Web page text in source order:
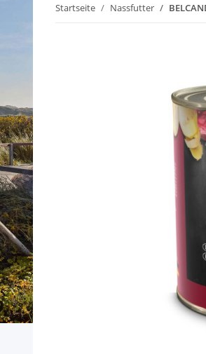
Startseite Nassfutter